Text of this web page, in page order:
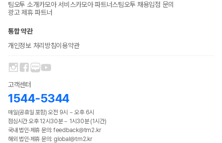
팀오투 소개카모아 서비스카모아 파트너스팀오투 채용입점 문의
광고 제휴 파트너
통합 약관
개인정보 처리방침이용약관
고객센터
1544-5344
매일(공휴일 포함) 오전 9시 ~ 오후 6시
점심시간 오후 12시30분 ~ 1시30분 (1시간)
국내 법인·제휴 문의: feedback@tm2.kr
해외 법인·제휴 문의: global@tm2.kr